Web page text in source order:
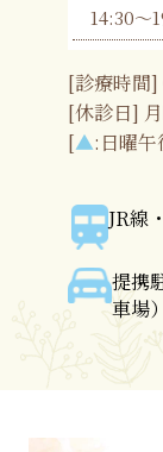
14:30〜
[診療時間]
[休診日]
[▲:日曜午
JR線
提携
車場）